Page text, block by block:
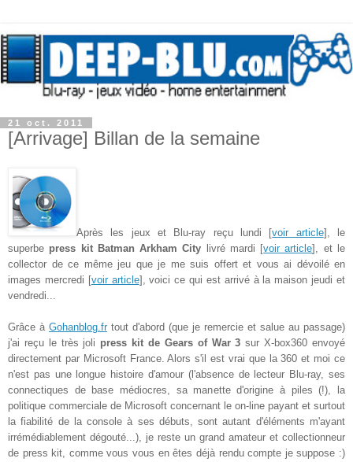
21 oct. 2011
[Arrivage] Billan de la semaine
Après les jeux et Blu-ray reçu lundi [voir article], le
superbe press kit Batman Arkham City livré mardi [voir article], et le
collector de ce même jeu que je me suis offert et vous ai dévoilé en
images mercredi [voir article], voici ce qui est arrivé à la maison jeudi et
vendredi...
Grâce à Gohanblog.fr tout d'abord (que je remercie et salue au passage)
j'ai reçu le très joli press kit de Gears of War 3 sur X-box360 envoyé
directement par Microsoft France. Alors s'il est vrai que la 360 et moi ce
n'est pas une longue histoire d'amour (l'absence de lecteur Blu-ray, ses
connectiques de base médiocres, sa manette d'origine à piles (!), la
politique commerciale de Microsoft concernant le on-line payant et surtout
la fiabilité de la console à ses débuts, sont autant d'éléments m'ayant
irrémédiablement dégouté...), je reste un grand amateur et collectionneur
de press kit, comme vous vous en êtes déjà rendu compte je suppose :)